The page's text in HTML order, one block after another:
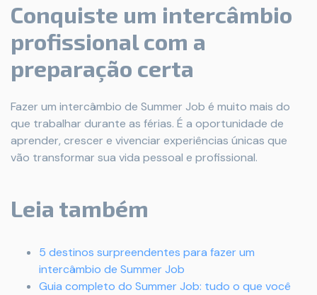
Conquiste um intercâmbio
profissional com a
preparação certa
Fazer um intercâmbio de Summer Job é muito mais do
que trabalhar durante as férias. É a oportunidade de
aprender, crescer e vivenciar experiências únicas que
vão transformar sua vida pessoal e profissional.
Leia também
5 destinos surpreendentes para fazer um
intercâmbio de Summer Job
Guia completo do Summer Job: tudo o que você